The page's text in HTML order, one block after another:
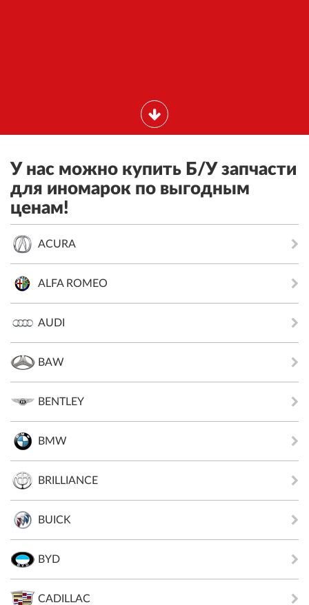
У нас можно купить Б/У запчасти
для иномарок по выгодным
ценам!
ACURA
ALFA ROMEO
AUDI
BAW
BENTLEY
BMW
BRILLIANCE
BUICK
BYD
CADILLAC